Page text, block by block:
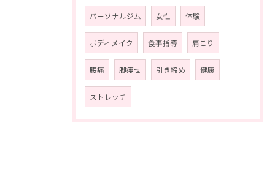
パーソナルジム 女性 体験
ボディメイク 食事指導 肩こり
腰痛 脚痩せ 引き締め 健康
ストレッチ